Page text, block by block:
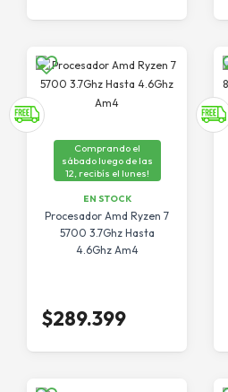
Comprando el
sábado luego de las
12, recibís el lunes!
EN STOCK
Procesador Amd Ryzen 7
5700 3.7Ghz Hasta
4.6Ghz Am4
$289.399